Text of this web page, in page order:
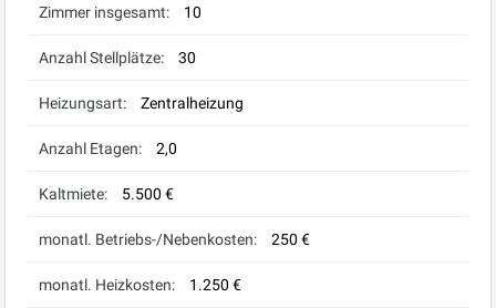
Zimmer insgesamt: 10
Anzahl Stellplätze: 30
Heizungsart: Zentralheizung
Anzahl Etagen: 2,0
Kaltmiete: 5.500 €
monatl. Betriebs-/Nebenkosten: 250 €
monatl. Heizkosten: 1.250 €